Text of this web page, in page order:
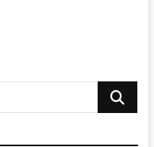
Buscar